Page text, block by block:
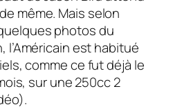
même. Mais selon
photos du
l’Américain est habitué
comme ce fut déjà le
sur une 250cc 2